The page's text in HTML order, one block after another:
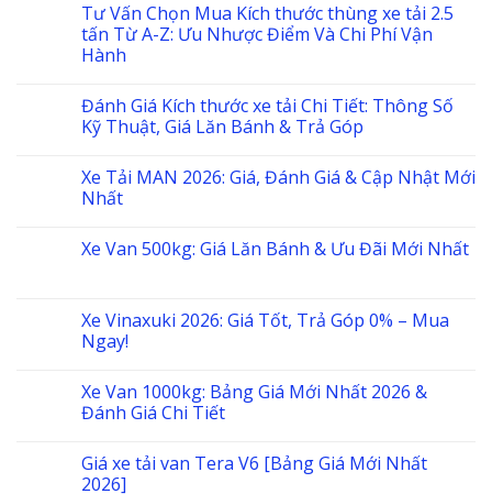
Tư Vấn Chọn Mua Kích thước thùng xe tải 2.5
tấn Từ A-Z: Ưu Nhược Điểm Và Chi Phí Vận
Hành
Đánh Giá Kích thước xe tải Chi Tiết: Thông Số
Kỹ Thuật, Giá Lăn Bánh & Trả Góp
Xe Tải MAN 2026: Giá, Đánh Giá & Cập Nhật Mới
Nhất
Xe Van 500kg: Giá Lăn Bánh & Ưu Đãi Mới Nhất
Xe Vinaxuki 2026: Giá Tốt, Trả Góp 0% – Mua
Ngay!
Xe Van 1000kg: Bảng Giá Mới Nhất 2026 &
Đánh Giá Chi Tiết
Giá xe tải van Tera V6 [Bảng Giá Mới Nhất
2026]